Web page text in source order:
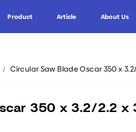
Product Article
FAQ
About Us
Circular Saw Blade Oscar 350 x
350 x 3.2/2.2 x